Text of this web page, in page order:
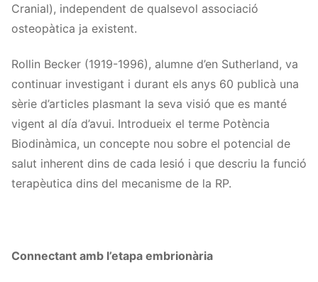
Cranial), independent de qualsevol associació
osteopàtica ja existent.
Rollin Becker (1919-1996), alumne d’en Sutherland, va
continuar investigant i durant els anys 60 publicà una
sèrie d’articles plasmant la seva visió que es manté
vigent al día d’avui. Introdueix el terme Potència
Biodinàmica, un concepte nou sobre el potencial de
salut inherent dins de cada lesió i que descriu la funció
terapèutica dins del mecanisme de la RP.
Connectant amb l’etapa embrionària